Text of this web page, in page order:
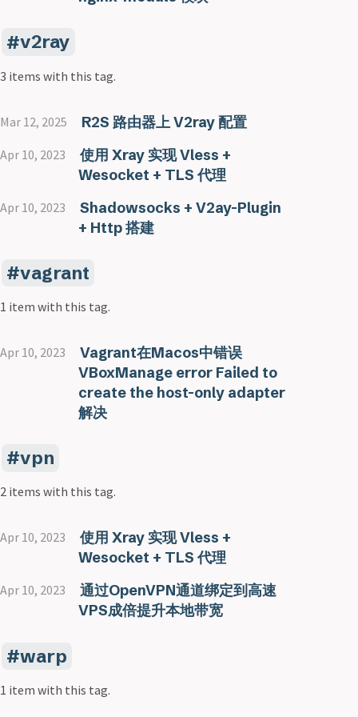
v2ray
3 items with this tag.
Mar 12, 2025 R2S 路由器上 V2ray 配置
Apr 10, 2023
使用 Xray 实现 Vless +
Wesocket + TLS 代理
Apr 10, 2023
Shadowsocks + V2ay-Plugin
+ Http 搭建
vagrant
1 item with this tag.
Apr 10, 2023
Vagrant在Macos中错误
VBoxManage error Failed to
create the host-only adapter
解决
vpn
2 items with this tag.
Apr 10, 2023
使用 Xray 实现 Vless +
Wesocket + TLS 代理
Apr 10, 2023
通过OpenVPN通道绑定到高速
VPS成倍提升本地带宽
warp
1 item with this tag.